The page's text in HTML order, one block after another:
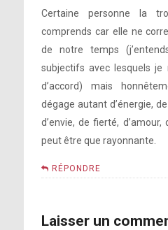
Certaine personne la
comprends car elle ne
de notre temps
subjectifs avec lesquels
d’accord) mais
dégage autant d’énergie,
d’envie, de fierté,
peut être que rayonnante.
RÉPONDRE
Laisser un